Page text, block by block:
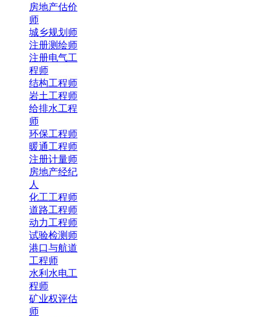
房地产估价
师
城乡规划师
注册测绘师
注册电气工
程师
结构工程师
岩土工程师
给排水工程
师
环保工程师
暖通工程师
注册计量师
房地产经纪
人
化工工程师
道路工程师
动力工程师
试验检测师
港口与航道
工程师
水利水电工
程师
矿业权评估
师